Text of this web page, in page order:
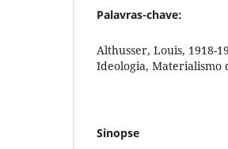
Palavras-chave:
Althusser, Louis, 1918-
Ideologia, Materialismo
Sinopse